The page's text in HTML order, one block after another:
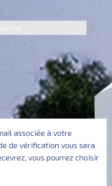
associée à votre
de vérification vous sera
vous pourrez choisir